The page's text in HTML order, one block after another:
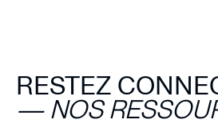
RESTEZ
— NOS